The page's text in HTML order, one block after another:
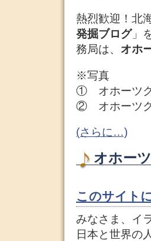
熱烈歓迎！北
発掘ブログ」
務局は、 オホ
※写真
① オホーツ
② オホーツク
(さらに…)
オホー
このサイト
みなさま、イ
日本と世界の